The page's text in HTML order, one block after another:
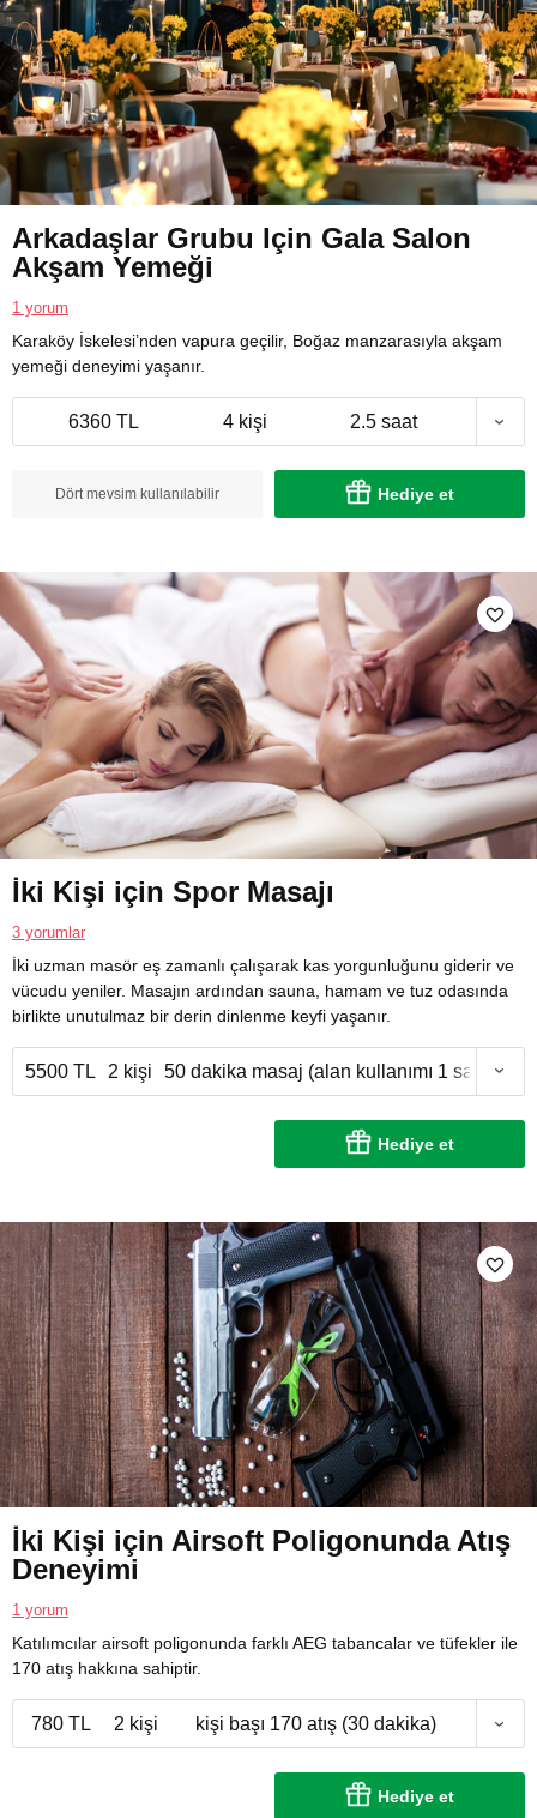
Arkadaşlar Grubu Için Gala Salon
Akşam Yemeği
1 yorum
Karaköy İskelesi’nden vapura geçilir, Boğaz manzarasıyla akşam
yemeği deneyimi yaşanır.
6360 TL 4 kişi 2.5 saat
Dört mevsim kullanılabilir Hediye et
İki Kişi için Spor Masajı
3 yorumlar
İki uzman masör eş zamanlı çalışarak kas yorgunluğunu giderir ve
vücudu yeniler. Masajın ardından sauna, hamam ve tuz odasında
birlikte unutulmaz bir derin dinlenme keyfi yaşanır.
5500 TL 2 kişi 50 dakika masaj (alan kullanımı 1 saat)
Hediye et
İki Kişi için Airsoft Poligonunda Atış
Deneyimi
1 yorum
Katılımcılar airsoft poligonunda farklı AEG tabancalar ve tüfekler ile
170 atış hakkına sahiptir.
780 TL 2 kişi kişi başı 170 atış (30 dakika)
Hediye et